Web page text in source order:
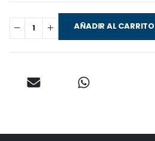
AÑADIR AL CARRITO